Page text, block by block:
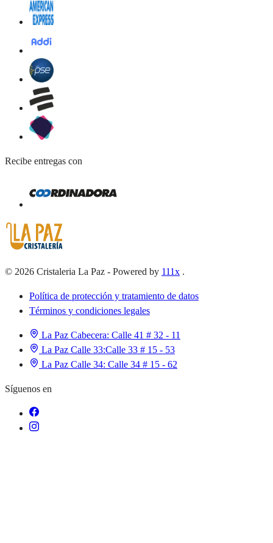
Recibe entregas con
© 2026 Cristaleria La Paz - Powered by 111x .
Política de protección y tratamiento de datos
Términos y condiciones legales
La Paz Cabecera: Calle 41 # 32 - 11
La Paz Calle 33:Calle 33 # 15 - 53
La Paz Calle 34: Calle 34 # 15 - 62
Síguenos en